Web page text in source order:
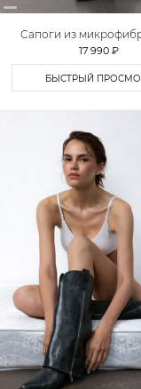
Сапоги из
Nena Unreal
17 990 ₽
БЫСТРЫЙ